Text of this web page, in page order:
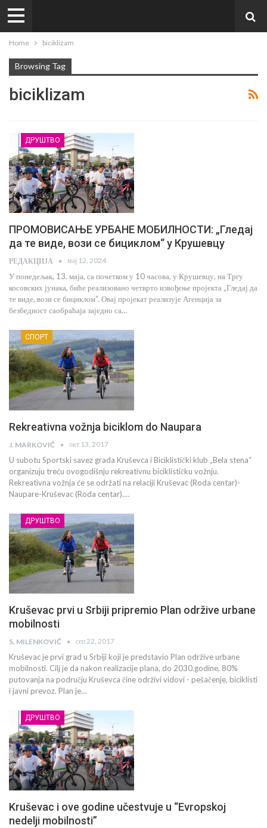
Home biciklizam
Browsing Tag
biciklizam
ДРУШТВО
ПРОМОВИСАЊЕ УРБАНЕ МОБИЛНОСТИ: „Гледај
да те виде, вози се бициклом“ у Крушевцу
РЕДАКЦИЈА мај 12, 2024
У понедељак, 13. маја, са почетком у 10 часова, у Крушевцу, на Тргу
косовских јунака, биће реализовано четврто извођење пројекта „Гледај да
те виде, вози се бициклом“. Овај пројекат реализује Агенција за
безбедност саобраћаја заједно са…
СПОРТ
Rekreativna vožnja biciklom do Naupara
J. MARKOVIĆ окт 13, 2017
U subotu Sportski savez grada Kruševca i Biciklistički klub „Bela stena“
organizuju treću ovogodišnju rekreativnu biciklističku vožnju.
Rekreativna vožnja će se održati na relaciji Kruševac (Roda centar)-
Naupare-Kruševac (Roda centar).…
ДРУШТВО
Kruševac prvi u Srbiji pripremio Plan održive urbane
mobilnosti
S. MILENKOVIĆ сеп 22, 2017
Kruševac je prvi grad u Srbiji koji je predstavio Plan održive urbane
mobilnosti. Cilj je da nakon realizacije plana, do 2030.godine, 80%
putovanja na području Kruševca čine održivi vidovi - pešačenje, biciklisti
i javni prevoz. Plan je…
ДРУШТВО
Kruševac i ove godine učestvuje u “Evropskoj
nedelji mobilnosti”